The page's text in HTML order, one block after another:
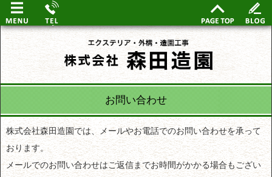
お問い合わせ
株式会社森田造園では、メールやお電話でのお問い合わせを承って
おります。
メールでのお問い合わせはご返信までお時間がかかる場合もござい